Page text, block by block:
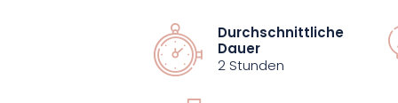
werden begeistert sein von den vielen
Kleintiere zu beobachten, die die Ufer
sich Zeit, um jeden Moment zu
Durchschnittliche
Dauer
2 Stunden